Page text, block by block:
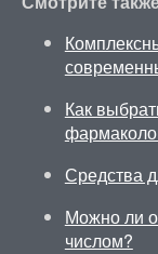
Как
Средства
Можно ли
числом?